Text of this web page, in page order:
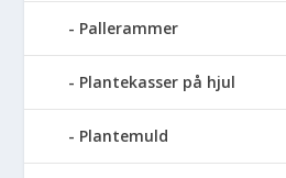
Pallerammer
Plantekasser på hjul
Plantemuld